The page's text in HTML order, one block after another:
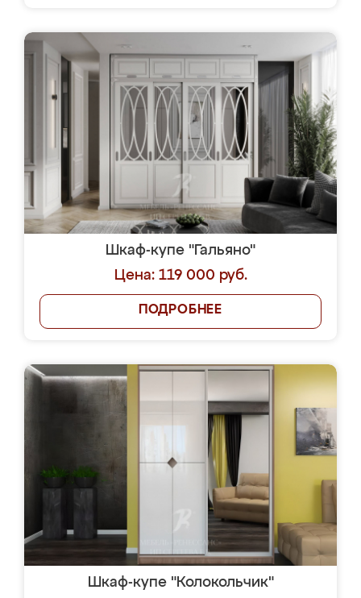
Шкаф-купе "Гальяно"
Цена: 119 000 руб.
ПОДРОБНЕЕ
Шкаф-купе "Колокольчик"